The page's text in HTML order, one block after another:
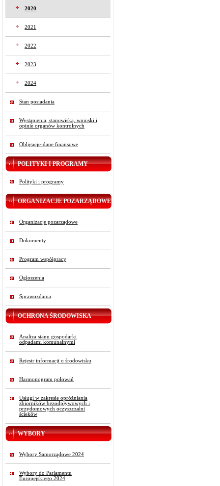
2020
2021
2022
2023
2024
Stan posiadania
Wystąpienia, stanowiska, wnioski i
opinie organów kontrolnych
Obligacje-dane finansowe
POLITYKI I PROGRAMY
Polityki i programy
ORGANIZACJE POZARZĄDOWE
Organizacje pozarządowe
Dokumenty
Program współpracy
Ogłoszenia
Sprawozdania
OCHRONA ŚRODOWISKA
Analiza stanu gospodarki
odpadami komunalnymi
Rejestr informacji o środowisku
Harmonogram polowań
Usługi w zakresie opróżniania
zbiorników bezodpływowych i
przydomowych oczyszczalni
ścieków
WYBORY
Wybory Samorządowe 2024
Wybory do Parlamentu
Europejskiego 2024